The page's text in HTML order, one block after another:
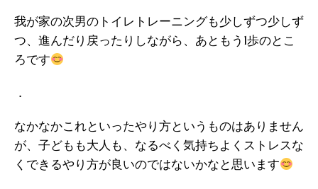
我が家の次男のトイレトレーニングも少しずつ少しず
つ、進んだり戻ったりしながら、あともう1歩のとこ
ろです
．
なかなかこれといったやり方というものはありません
が、子どもも大人も、なるべく気持ちよくストレスな
くできるやり方が良いのではないかなと思います